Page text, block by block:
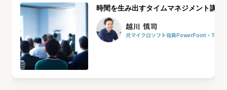
時間を生み出すタイムマネジメント講座
越川 慎司
元マイクロソフト役員PowerPoint・